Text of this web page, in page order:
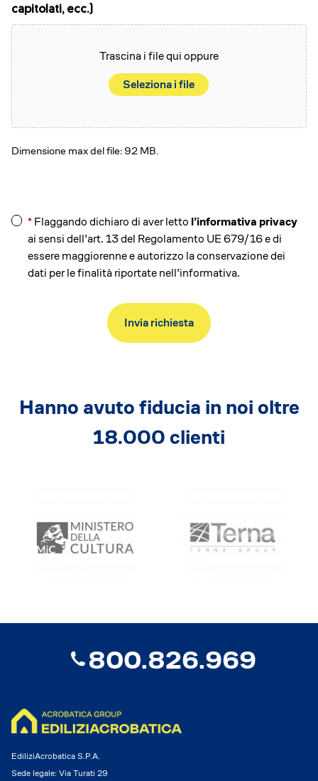
capitolati, ecc.)
Trascina i file qui oppure
Seleziona i file
Dimensione max del file: 92 MB.
* *Flaggando dichiaro di aver letto l’informativa privacy
ai sensi dell’art. 13 del Regolamento UE 679/16 e di
essere maggiorenne e autorizzo la conservazione dei
dati per le finalità riportate nell’informativa.
Hanno avuto fiducia in noi oltre
18.000 clienti
800.826.969
EdiliziAcrobatica S.P.A.
Sede legale: Via Turati 29